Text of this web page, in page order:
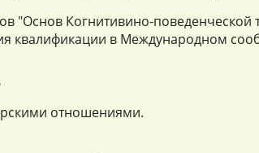
"Основ Когнитивино-поведенческой
квалификации в Международном
отношениями.